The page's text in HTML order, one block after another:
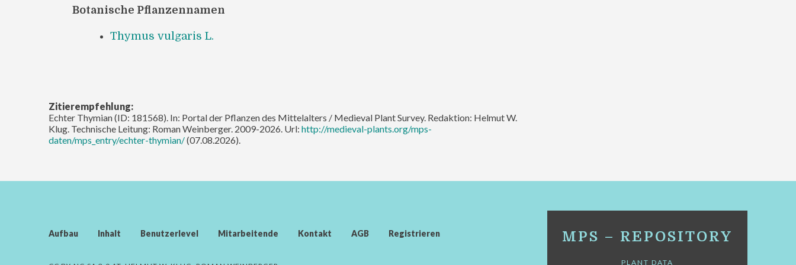
Botanische Pflanzennamen
Thymus vulgaris L.
Zitierempfehlung:
Echter Thymian (ID: 181568). In: Portal der Pflanzen des Mittelalters / Medieval Plant Survey. Redaktion: Helmut W.
Klug. Technische Leitung: Roman Weinberger. 2009-2026. Url: http://medieval-plants.org/mps-
daten/mps_entry/echter-thymian/(07.08.2026).
Aufbau Inhalt Benutzerlevel Mitarbeitende Kontakt AGB Registrieren MPS – REPOSITORY
PLANT DATA